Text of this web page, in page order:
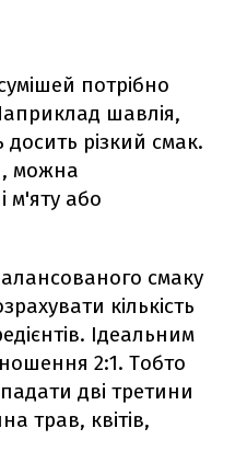
потрібно
шавлія,
різкий смак.
можна
м'яту або
смаку
кількість
Ідеальним
2:1. Тобто
дві третини
трав, квітів,